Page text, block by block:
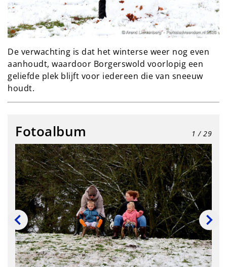
De verwachting is dat het winterse weer nog even
aanhoudt, waardoor Borgerswold voorlopig een
geliefde plek blijft voor iedereen die van sneeuw
houdt.
Fotoalbum 1 / 29